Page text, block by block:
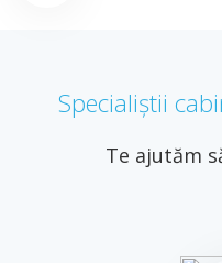
Specialiștii
Te ajutăm